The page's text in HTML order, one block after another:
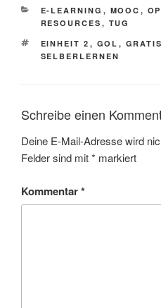
KATEGORIEN
E-LEARNING , MOOC ,
RESOURCES , TUG
SCHLAGWÖRTER
EINHEIT 2 , GOL ,
SELBERLERNEN
Schreibe einen
Deine E-Mail-Adresse wird
Felder sind mit* markiert
Kommentar*